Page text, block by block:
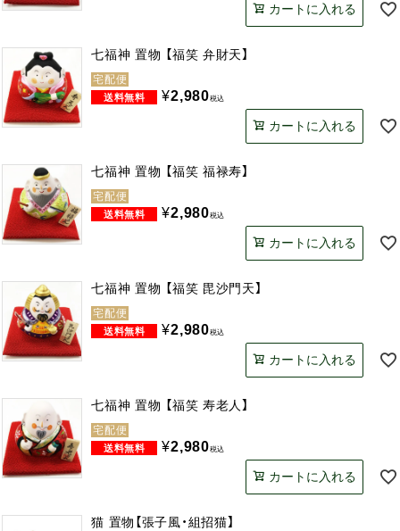
カートに入れる
七福神 置物 【福笑 弁財天】
宅配便
¥2,980税込
カートに入れる
七福神 置物 【福笑 福禄寿】
宅配便
¥2,980税込
カートに入れる
七福神 置物 【福笑 毘沙門天】
宅配便
¥2,980税込
カートに入れる
七福神 置物 【福笑 寿老人】
宅配便
¥2,980税込
カートに入れる
猫 置物【張子風・組招猫】